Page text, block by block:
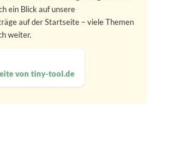
ein Blick auf unsere
auf der Startseite – viele Themen
weiter.
von tiny-tool.de